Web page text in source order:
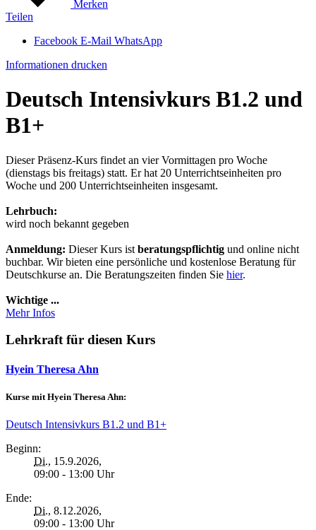
Merken
Teilen
Facebook E-Mail WhatsApp
Informationen drucken
Deutsch Intensivkurs B1.2 und
B1+
Dieser Präsenz-Kurs findet an vier Vormittagen pro Woche
(dienstags bis freitags) statt. Er hat 20 Unterrichtseinheiten pro
Woche und 200 Unterrichtseinheiten insgesamt.
Lehrbuch:
wird noch bekannt gegeben
Anmeldung: Dieser Kurs ist beratungspflichtig und online nicht
buchbar. Wir bieten eine persönliche und kostenlose Beratung für
Deutschkurse an. Die Beratungszeiten finden Sie hier.
Wichtige ...
Mehr Infos
Lehrkraft für diesen Kurs
Hyein Theresa Ahn
Kurse mit Hyein Theresa Ahn:
Deutsch Intensivkurs B1.2 und B1+
Beginn:
Di., 15.9.2026,
09:00 - 13:00 Uhr
Ende:
Di., 8.12.2026,
09:00 - 13:00 Uhr